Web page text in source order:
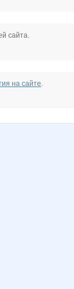
сайта.
на сайте.